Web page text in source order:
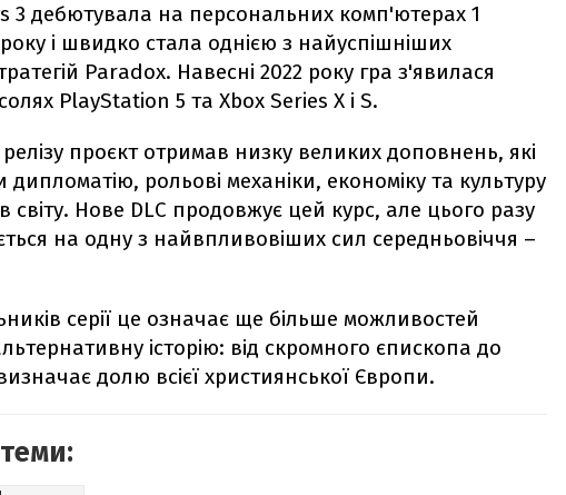
3 дебютувала на персональних комп'ютерах 1
і швидко стала однією з найуспішніших
Paradox. Навесні 2022 року гра з'явилася
PlayStation 5 та Xbox Series X і S.
проєкт отримав низку великих доповнень, які
рольові механіки, економіку та культуру
світу. Нове DLC продовжує цей курс, але цього разу
на одну з найвпливовіших сил середньовіччя –
серії це означає ще більше можливостей
історію: від скромного єпископа до
долю всієї християнської Європи.